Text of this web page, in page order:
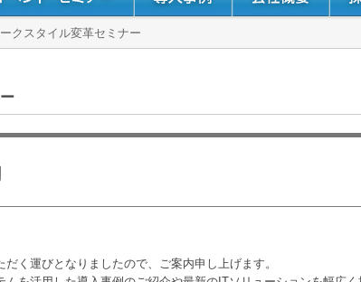
クスタイル変革セミナー
く運びとなりましたので、ご案内申し上げます。